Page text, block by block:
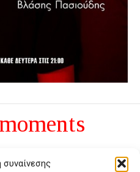
συναίνεσης
moments